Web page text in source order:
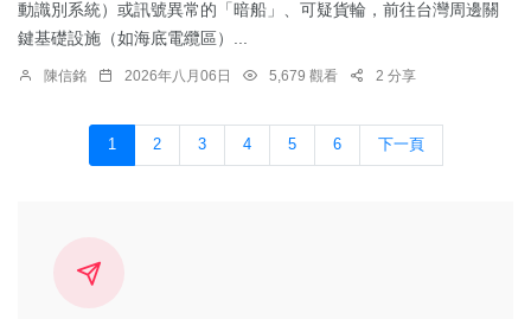
動識別系統）或訊號異常的「暗船」、可疑貨輪，前往台灣周邊關
鍵基礎設施（如海底電纜區）...
陳信銘 2026年八月06日 5,679 觀看 2 分享
1 2 3 4 5 6 下一頁